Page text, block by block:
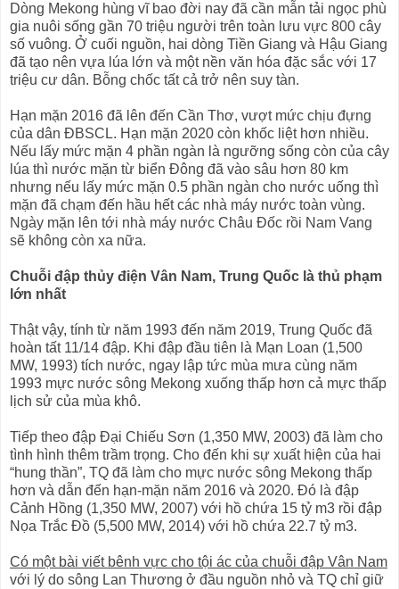
Dòng Mekong hùng vĩ bao đời nay đã cần mẫn tải ngọc phù
gia nuôi sống gần 70 triệu người trên toàn lưu vực 800 cây
số vuông. Ở cuối nguồn, hai dòng Tiền Giang và Hậu Giang
đã tạo nên vựa lúa lớn và một nền văn hóa đặc sắc với 17
triệu cư dân. Bỗng chốc tất cả trở nên suy tàn.
Hạn mặn 2016 đã lên đến Cần Thơ, vượt mức chịu đựng
của dân ĐBSCL. Hạn mặn 2020 còn khốc liệt hơn nhiều.
Nếu lấy mức mặn 4 phần ngàn là ngưỡng sống còn của cây
lúa thì nước mặn từ biển Đông đã vào sâu hơn 80 km
nhưng nếu lấy mức mặn 0.5 phần ngàn cho nước uống thì
mặn đã chạm đến hầu hết các nhà máy nước toàn vùng.
Ngày mặn lên tới nhà máy nước Châu Đốc rồi Nam Vang
sẽ không còn xa nữa.
Chuỗi đập thủy điện Vân Nam, Trung Quốc là thủ phạm
lớn nhất
Thật vậy, tính từ năm 1993 đến năm 2019, Trung Quốc đã
hoàn tất 11/14 đập. Khi đập đầu tiên là Mạn Loan (1,500
MW, 1993) tích nước, ngay lập tức mùa mưa cùng năm
1993 mực nước sông Mekong xuống thấp hơn cả mực thấp
lịch sử của mùa khô.
Tiếp theo đập Đại Chiếu Sơn (1,350 MW, 2003) đã làm cho
tình hình thêm trầm trọng. Cho đến khi sự xuất hiện của hai
“hung thần”, TQ đã làm cho mực nước sông Mekong thấp
hơn và dẫn đến hạn-mặn năm 2016 và 2020. Đó là đập
Cảnh Hồng (1,350 MW, 2007) với hồ chứa 15 tỷ m3 rồi đập
Nọa Trắc Đồ (5,500 MW, 2014) với hồ chứa 22.7 tỷ m3.
Có một bài viết bênh vực cho tội ác của chuỗi đập Vân Nam
với lý do sông Lan Thương ở đầu nguồn nhỏ và TQ chỉ giữ